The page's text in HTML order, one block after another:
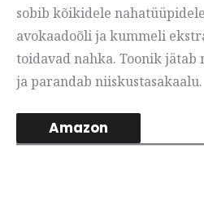
sobib kõikidele
avokaadoõli ja kummeli
toidavad nahka. Toonik jätab
ja parandab niiskustasakaalu.
Amazon